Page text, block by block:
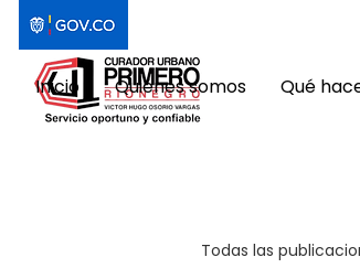
Inicio Quiénes somos Qué
Todas las